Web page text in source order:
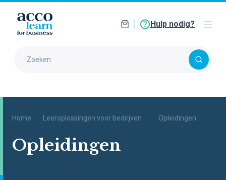
Hulp nodig?
Home Leeroplossingen voor bedrijven Opleidingen
Opleidingen